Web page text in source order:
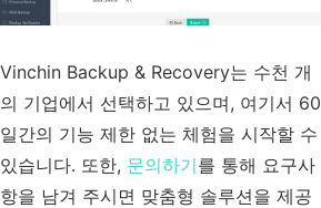
Vinchin Backup & Recovery는 수천 개
의 기업에서 선택하고 있으며, 여기서 60
일간의 기능 제한 없는 체험을 시작할 수
있습니다. 또한, 문의하기를 통해 요구사
항을 남겨 주시면 맞춤형 솔루션을 제공